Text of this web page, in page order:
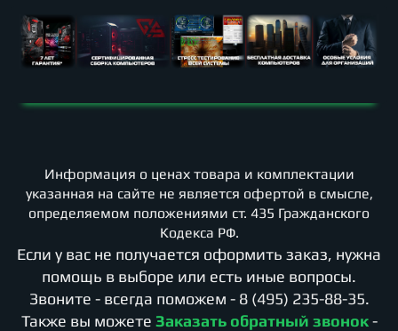
Информация о ценах товара и комплектации
указанная на сайте не является офертой в смысле,
определяемом положениями ст. 435 Гражданского
Кодекса РФ.
Если у вас не получается оформить заказ, нужна
помощь в выборе или есть иные вопросы.
Звоните - всегда поможем - 8 (495) 235-88-35.
Также вы можете Заказать обратный звонок -